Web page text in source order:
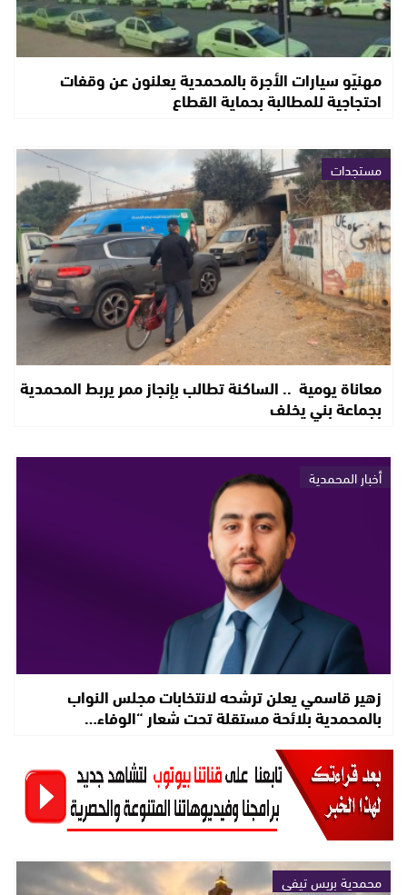
مهنيّو سيارات الأجرة بالمحمدية يعلنون عن وقفات
احتجاجية للمطالبة بحماية القطاع
مستجدات
معاناة يومية .. الساكنة تطالب بإنجاز ممر يربط المحمدية
بجماعة بني يخلف
أخبار المحمدية
زهير قاسمي يعلن ترشحه لانتخابات مجلس النواب
بالمحمدية بلائحة مستقلة تحت شعار “الوفاء…
محمدية بريس تيفي